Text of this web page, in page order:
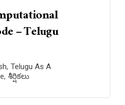
– Telugu
, Telugu As A
, శీర్షికలు